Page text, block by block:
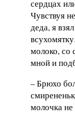
сердцах
Чувствуя
деда, я
молоко, со
мной и
– Брюхо
молочка